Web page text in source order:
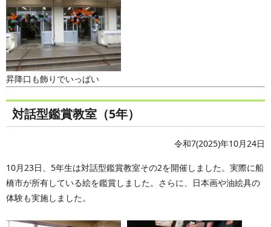
昇降口も飾りでいっぱい
対話型鑑賞教室（5年）
令和7(2025)年10月24日
10月23日、5年生は対話型鑑賞教室その2を開催しました。実際に船
橋市が所有している絵を鑑賞しました。さらに、日本画や油絵具の
体験も実施しました。